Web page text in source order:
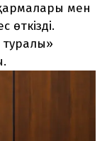
мен
өткізді.
туралы»